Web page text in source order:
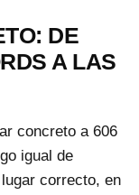
DE
A LAS
concreto a 606
igual de
correcto, en